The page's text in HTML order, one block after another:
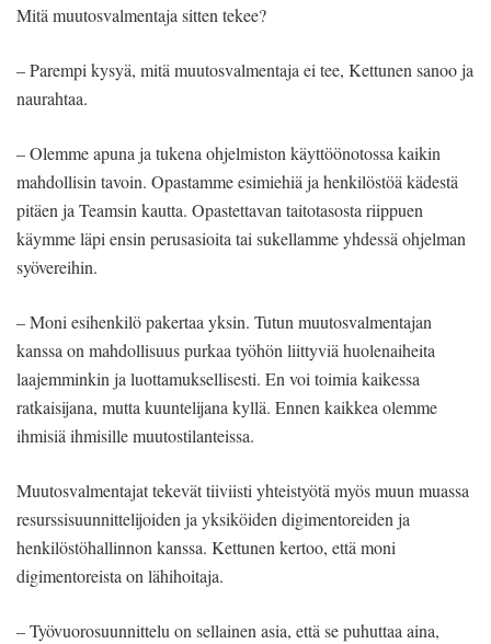
Mitä muutosvalmentaja sitten tekee?
– Parempi kysyä, mitä muutosvalmentaja ei tee, Kettunen sanoo ja
naurahtaa.
– Olemme apuna ja tukena ohjelmiston käyttöönotossa kaikin
mahdollisin tavoin. Opastamme esimiehiä ja henkilöstöä kädestä
pitäen ja Teamsin kautta. Opastettavan taitotasosta riippuen
käymme läpi ensin perusasioita tai sukellamme yhdessä ohjelman
syövereihin.
– Moni esihenkilö pakertaa yksin. Tutun muutosvalmentajan
kanssa on mahdollisuus purkaa työhön liittyviä huolenaiheita
laajemminkin ja luottamuksellisesti. En voi toimia kaikessa
ratkaisijana, mutta kuuntelijana kyllä. Ennen kaikkea olemme
ihmisiä ihmisille muutostilanteissa.
Muutosvalmentajat tekevät tiiviisti yhteistyötä myös muun muassa
resurssisuunnittelijoiden ja yksiköiden digimentoreiden ja
henkilöstöhallinnon kanssa. Kettunen kertoo, että moni
digimentoreista on lähihoitaja.
– Työvuorosuunnittelu on sellainen asia, että se puhuttaa aina,